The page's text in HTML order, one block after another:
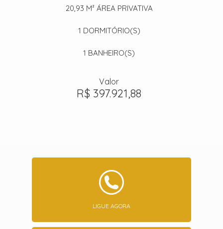
20,93 M² ÁREA PRIVATIVA
1 DORMITÓRIO(S)
1 BANHEIRO(S)
Valor
R$ 397.921,88
LIGUE AGORA